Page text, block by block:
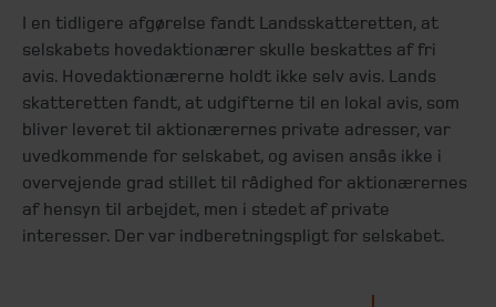
I en tidligere afgørelse fandt Landsskatteretten, at
selskabets hovedaktionærer skulle beskattes af fri
avis. Hovedaktionærerne holdt ikke selv avis. Lands
skatteretten fandt, at udgifterne til en lokal avis, som
bliver leveret til aktionærernes private adresser, var
uvedkommende for selskabet, og avisen ansås ikke i
overvejende grad stillet til rådighed for aktionærernes
af hensyn til arbejdet, men i stedet af private
interesser. Der var indberetningspligt for selskabet.